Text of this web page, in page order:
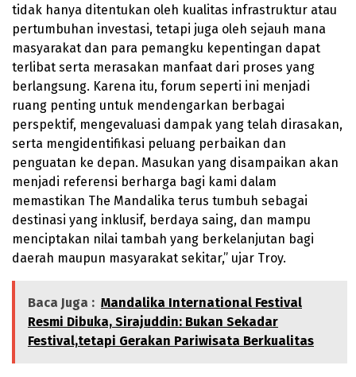
tidak hanya ditentukan oleh kualitas infrastruktur atau
pertumbuhan investasi, tetapi juga oleh sejauh mana
masyarakat dan para pemangku kepentingan dapat
terlibat serta merasakan manfaat dari proses yang
berlangsung. Karena itu, forum seperti ini menjadi
ruang penting untuk mendengarkan berbagai
perspektif, mengevaluasi dampak yang telah dirasakan,
serta mengidentifikasi peluang perbaikan dan
penguatan ke depan. Masukan yang disampaikan akan
menjadi referensi berharga bagi kami dalam
memastikan The Mandalika terus tumbuh sebagai
destinasi yang inklusif, berdaya saing, dan mampu
menciptakan nilai tambah yang berkelanjutan bagi
daerah maupun masyarakat sekitar,” ujar Troy.
Baca Juga : Mandalika International Festival
Resmi Dibuka, Sirajuddin: Bukan Sekadar
Festival,tetapi Gerakan Pariwisata Berkualitas